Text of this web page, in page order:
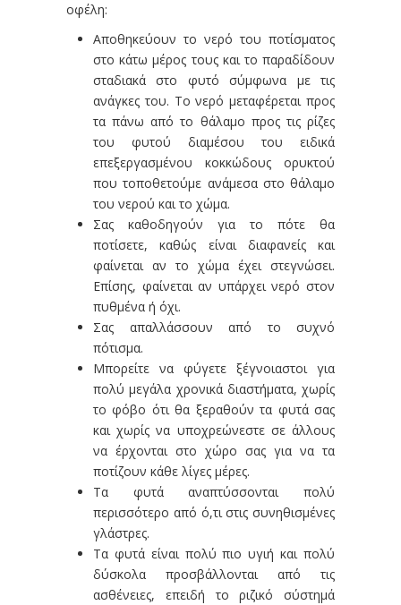
οφέλη:
Αποθηκεύουν το νερό του ποτίσματος
στο κάτω μέρος τους και το παραδίδουν
σταδιακά στο φυτό σύμφωνα με τις
ανάγκες του. Το νερό μεταφέρεται προς
τα πάνω από το θάλαμο προς τις ρίζες
του φυτού διαμέσου του ειδικά
επεξεργασμένου κοκκώδους ορυκτού
που τοποθετούμε ανάμεσα στο θάλαμο
του νερού και το χώμα.
Σας καθοδηγούν για το πότε θα
ποτίσετε, καθώς είναι διαφανείς και
φαίνεται αν το χώμα έχει στεγνώσει.
Επίσης, φαίνεται αν υπάρχει νερό στον
πυθμένα ή όχι.
Σας απαλλάσσουν από το συχνό
πότισμα.
Μπορείτε να φύγετε ξέγνοιαστοι για
πολύ μεγάλα χρονικά διαστήματα, χωρίς
το φόβο ότι θα ξεραθούν τα φυτά σας
και χωρίς να υποχρεώνεστε σε άλλους
να έρχονται στο χώρο σας για να τα
ποτίζουν κάθε λίγες μέρες.
Τα φυτά αναπτύσσονται πολύ
περισσότερο από ό,τι στις συνηθισμένες
γλάστρες.
Τα φυτά είναι πολύ πιο υγιή και πολύ
δύσκολα προσβάλλονται από τις
ασθένειες, επειδή το ριζικό σύστημά